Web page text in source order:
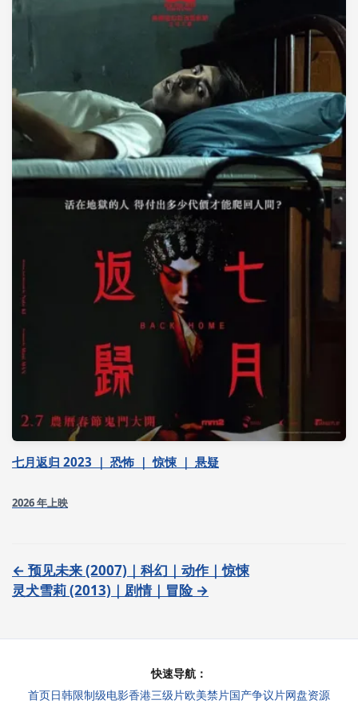
七月返归 2023 ｜ 恐怖 ｜ 惊悚 ｜ 悬疑
2026 年上映
← 预见未来 (2007)｜科幻｜动作｜惊悚
灵犬雪莉 (2013)｜剧情｜冒险 →
快速导航：
首页日韩限制级电影香港三级片欧美禁片国产争议片网盘资源